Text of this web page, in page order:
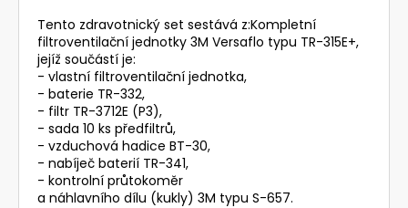
Tento zdravotnický set sestává z:Kompletní
filtroventilační jednotky 3M Versaflo typu TR-315E+,
jejíž součástí je:
- vlastní filtroventilační jednotka,
- baterie TR-332,
- filtr TR-3712E (P3),
- sada 10 ks předfiltrů,
- vzduchová hadice BT-30,
- nabíječ baterií TR-341,
- kontrolní průtokoměr
a náhlavního dílu (kukly) 3M typu S-657.